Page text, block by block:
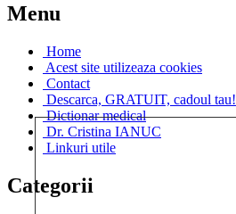
Menu
Home
Acest site utilizeaza cookies
Contact
Descarca, GRATUIT, cadoul tau!
Dictionar medical
Dr. Cristina IANUC
Linkuri utile
Categorii